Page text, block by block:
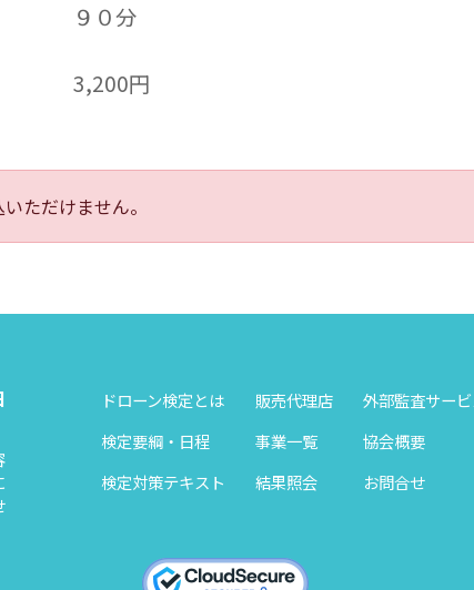
９０分
3,200円
ただけません。
ドローン検定とは
検定要綱・日程
検定対策テキスト
販売代理店
事業一覧
結果照会
外部監査サー
協会概要
お問合せ